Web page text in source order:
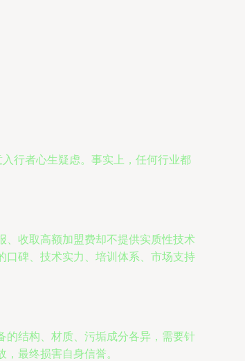
行者心生疑虑。事实上，任何行业都
、收取高额加盟费却不提供实质性技术
口碑、技术实力、培训体系、市场支持
的结构、材质、污垢成分各异，需要针
最终损害自身信誉。